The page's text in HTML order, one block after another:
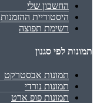
החשבון שלי
היסטוריית ההזמנות
רשימת תפוצה
תמונות לפי סגנון
תמונות אבסטרקט
תמונות נורדי
תמונות פופ ארט